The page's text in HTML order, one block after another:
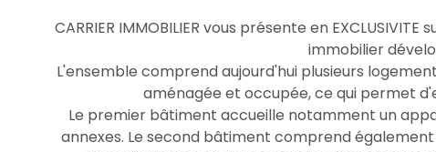
CARRIER IMMOBILIER vous présente en
immobilier
L'ensemble comprend aujourd'hui plusieurs
aménagée et occupée, ce qui permet
Le premier bâtiment accueille notamment un
annexes. Le second bâtiment comprend